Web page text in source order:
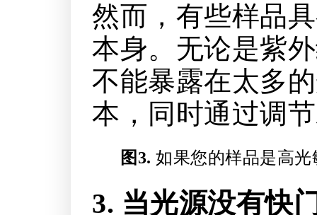
然而，有些样品
本身。无论是紫
不能暴露在太多
本，同时通过调
图3. 如果您的样品是高
3. 当光源没有快